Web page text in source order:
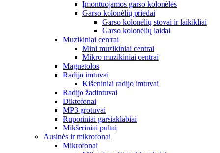
Įmontuojamos garso kolonėlės
Garso kolonėlių priedai
Garso kolonėlių stovai ir laikikliai
Garso kolonėlių laidai
Muzikiniai centrai
Mini muzikiniai centrai
Mikro muzikiniai centrai
Magnetolos
Radijo imtuvai
Kišeniniai radijo imtuvai
Radijo žadintuvai
Diktofonai
MP3 grotuvai
Ruporiniai garsiaklabiai
Mikšeriniai pultai
Ausinės ir mikrofonai
Mikrofonai